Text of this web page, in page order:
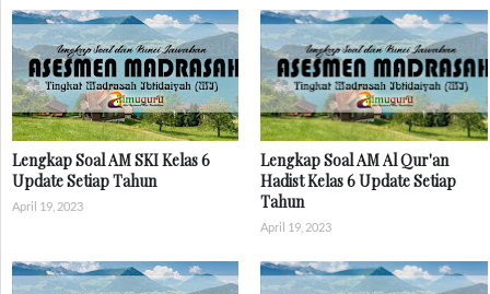
Lengkap Soal AM SKI Kelas 6
Update Setiap Tahun
April 19, 2023
Lengkap Soal AM Al Qur'an
Hadist Kelas 6 Update Setiap
Tahun
April 19, 2023